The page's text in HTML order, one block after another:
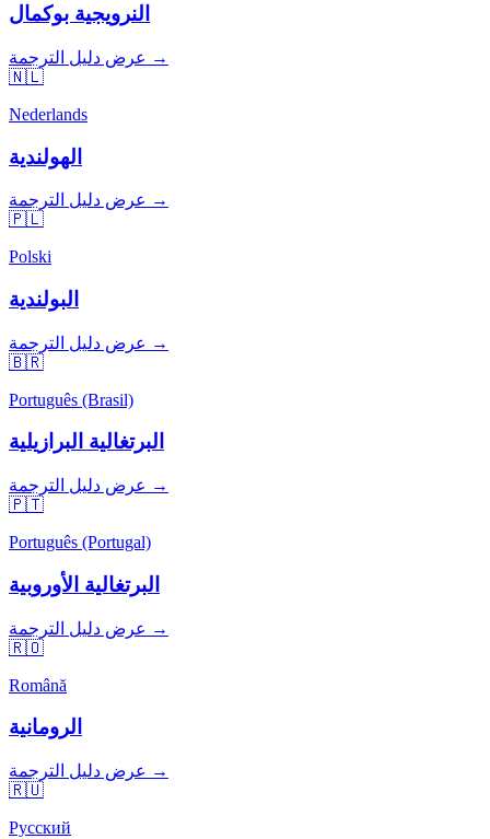
النرويجية بوكمال
عرض دليل الترجمة →
🇳🇱
Nederlands
الهولندية
عرض دليل الترجمة →
🇵🇱
Polski
البولندية
عرض دليل الترجمة →
🇧🇷
Português (Brasil)
البرتغالية البرازيلية
عرض دليل الترجمة →
🇵🇹
Português (Portugal)
البرتغالية الأوروبية
عرض دليل الترجمة →
🇷🇴
Română
الرومانية
عرض دليل الترجمة →
🇷🇺
Русский